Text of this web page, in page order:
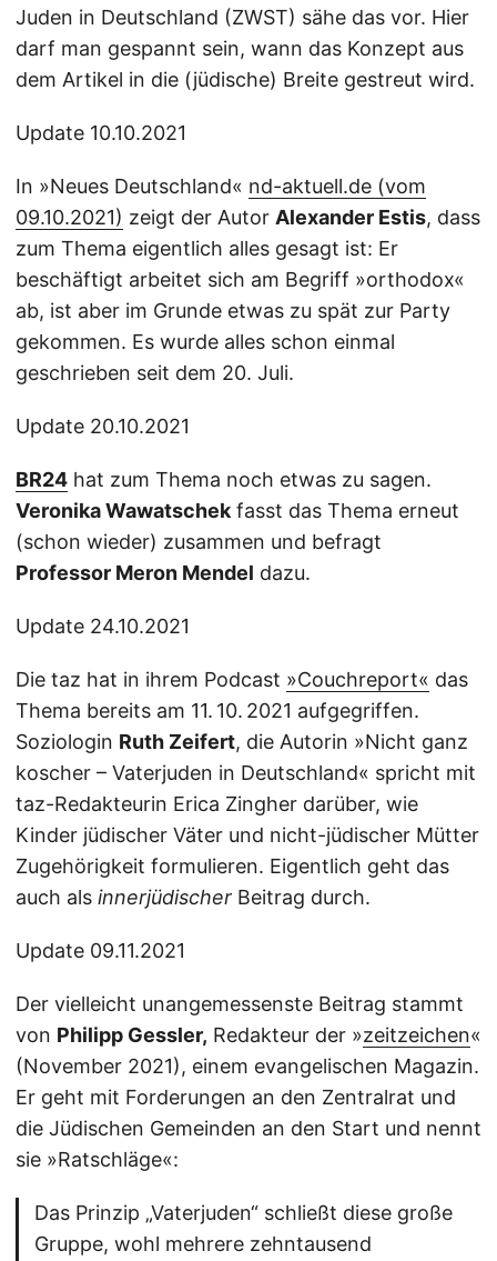
Juden in Deutschland (ZWST) sähe das vor. Hier
darf man gespannt sein, wann das Konzept aus
dem Artikel in die (jüdische) Breite gestreut wird.
Update 10.10.2021
In »Neues Deutschland« nd-aktuell.de (vom
09.10.2021) zeigt der Autor Alexander Estis, dass
zum Thema eigentlich alles gesagt ist: Er
beschäftigt arbeitet sich am Begriff »orthodox«
ab, ist aber im Grunde etwas zu spät zur Party
gekommen. Es wurde alles schon einmal
geschrieben seit dem 20. Juli.
Update 20.10.2021
BR24 hat zum Thema noch etwas zu sagen.
Veronika Wawatschek fasst das Thema erneut
(schon wieder) zusammen und befragt
Professor Meron Mendel dazu.
Update 24.10.2021
Die taz hat in ihrem Podcast »Couchreport« das
Thema bereits am 11. 10. 2021 aufgegriffen.
Soziologin Ruth Zeifert, die Autorin »Nicht ganz
koscher – Vaterjuden in Deutschland« spricht mit
taz-Redakteurin Erica Zingher darüber, wie
Kinder jüdischer Väter und nicht-jüdischer Mütter
Zugehörigkeit formulieren. Eigentlich geht das
auch als innerjüdischer Beitrag durch.
Update 09.11.2021
Der vielleicht unangemessenste Beitrag stammt
von Philipp Gessler, Redakteur der »zeitzeichen«
(November 2021), einem evangelischen Magazin.
Er geht mit Forderungen an den Zentralrat und
die Jüdischen Gemeinden an den Start und nennt
sie »Ratschläge«:
Das Prinzip „Vaterjuden“ schließt diese große
Gruppe, wohl mehrere zehn­tausend